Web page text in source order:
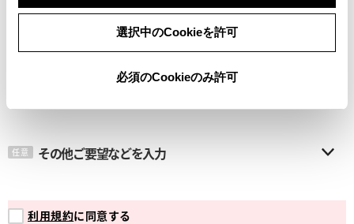
選択中のCookieを許可
必須のCookieのみ許可
メールアドレス
任意 その他ご要望などを入力
利用規約に同意する